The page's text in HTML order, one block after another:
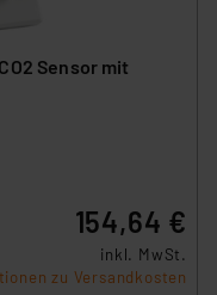
Sensor mit
154,64 €
inkl. MwSt.
zu Versandkosten